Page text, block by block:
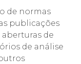
de normas
publicações
de
de análise